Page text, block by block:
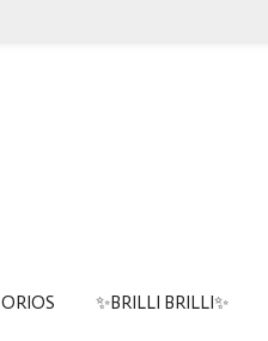
✨BRILLI BRILLI✨